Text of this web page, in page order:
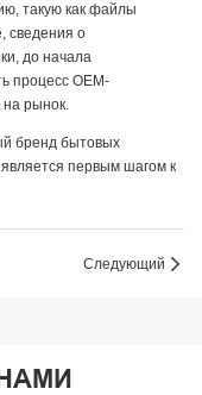
такую ​​как файлы
сведения о
до начала
процесс OEM-
на рынок.
бренд бытовых
является первым шагом к
Следующий